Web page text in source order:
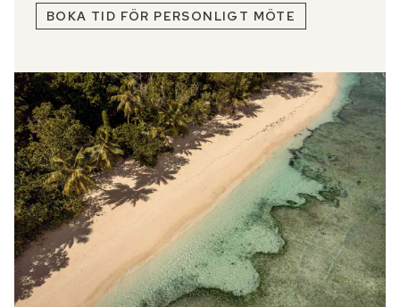
BOKA TID FÖR PERSONLIGT MÖTE